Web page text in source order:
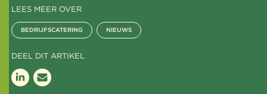
LEES MEER OVER
BEDRIJFSCATERING NIEUWS
DEEL DIT ARTIKEL